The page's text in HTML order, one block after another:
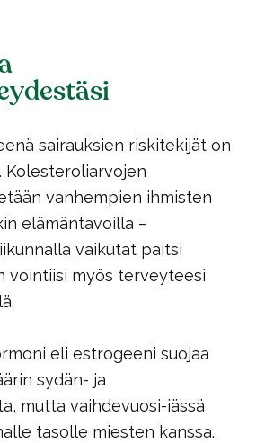
sairauksien riskitekijät on
Kolesteroliarvojen
vanhempien ihmisten
elämäntavoilla –
vaikutat paitsi
vointiisi myös terveyteesi
eli estrogeeni suojaa
sydän- ja
mutta vaihdevuosi-iässä
tasolle miesten kanssa.